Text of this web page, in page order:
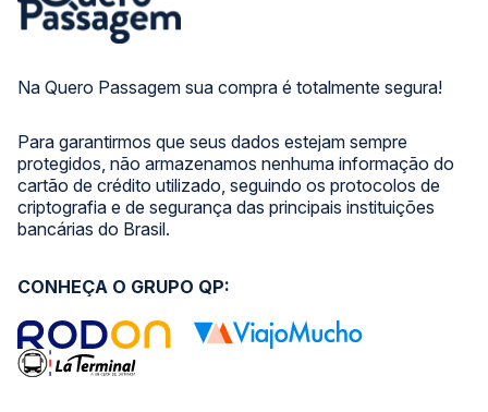
Na Quero Passagem sua compra é totalmente segura!
Para garantirmos que seus dados estejam sempre
protegidos, não armazenamos nenhuma informação do
cartão de crédito utilizado, seguindo os protocolos de
criptografia e de segurança das principais instituições
bancárias do Brasil.
CONHEÇA O GRUPO QP: